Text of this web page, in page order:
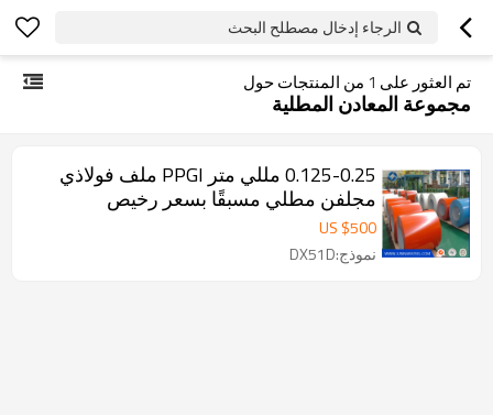
الرجاء إدخال مصطلح البحث
تم العثور على 1 من المنتجات حول
مجموعة المعادن المطلية
0.125-0.25 مللي متر PPGI ملف فولاذي
مجلفن مطلي مسبقًا بسعر رخيص
US $500
نموذج:DX51D